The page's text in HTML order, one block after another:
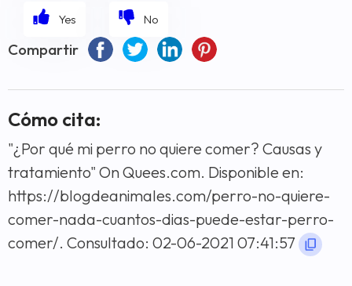
Compartir
Cómo cita:
"¿Por qué mi perro no quiere comer? Causas y
tratamiento" On Quees.com. Disponible en:
https://blogdeanimales.com/perro-no-quiere-
comer-nada-cuantos-dias-puede-estar-perro-
comer/. Consultado: 02-06-2021 07:41:57